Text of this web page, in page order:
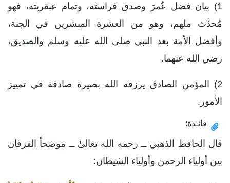
1) بيان فضل عُمرَ وصدق فراسته، وتمام عبقريته، فهو
مُحدَّث ملهم، وهو من العشرة المبشرين في الجنة،
وأفضل الأمة بعد النبي صلى الله عليه وسلم والصديق،
رضي الله عنهما.
2) المؤمن الصادق يرزقه الله بصيرة صادقة في تمييز
الأمور.
فائـدة:
قال الحافظ الذهبي ــ رحمه الله تعالىٰ ــ موضحاً الفرقان
بين أولياء الرحمن وأولياء الشيطان: